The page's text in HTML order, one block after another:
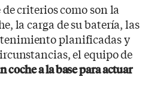
criterios como son la
la carga de su batería, las
planificadas y
el equipo de
coche a la base para actuar